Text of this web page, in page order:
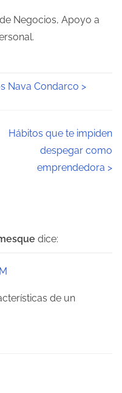
Negocios, Apoyo a
Nava Condarco >
Hábitos que te impiden
despegar como
emprendedora >
dice:
de un